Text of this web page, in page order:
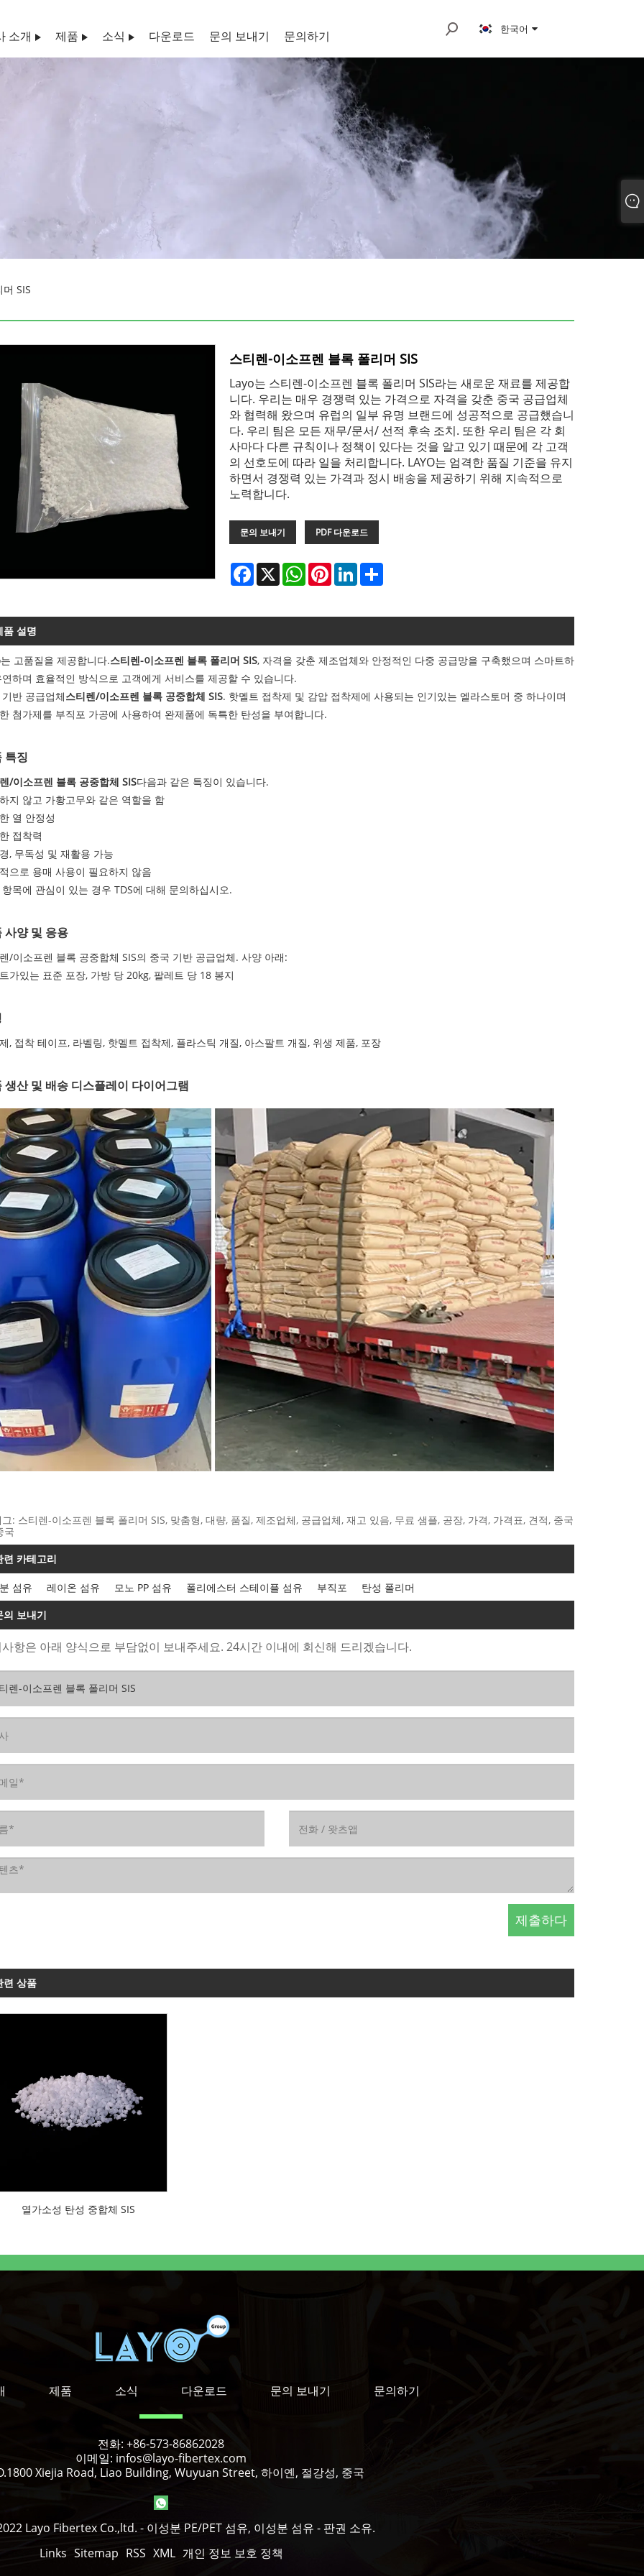
소개 제품 소식 다운로드 문의 보내기 문의하기 한국어
SIS
스티렌-이소프렌 블록 폴리머 SIS
Layo는 스티렌-이소프렌 블록 폴리머 SIS라는 새로운 재료를 제공합
니다. 우리는 매우 경쟁력 있는 가격으로 자격을 갖춘 중국 공급업체
와 협력해 왔으며 유럽의 일부 유명 브랜드에 성공적으로 공급했습니
다. 우리 팀은 모든 재무/문서/ 선적 후속 조치. 또한 우리 팀은 각 회
사마다 다른 규칙이나 정책이 있다는 것을 알고 있기 때문에 각 고객
의 선호도에 따라 일을 처리합니다. LAYO는 엄격한 품질 기준을 유지
하면서 경쟁력 있는 가격과 정시 배송을 제공하기 위해 지속적으로
노력합니다.
문의 보내기 PDF 다운로드
Facebook
X WhatsAppPinterestLinkedInShare
품 설명
고품질을 제공합니다.스티렌-이소프렌 블록 폴리머 SIS, 자격을 갖춘 제조업체와 안정적인 다중 공급망을 구축했으며 스마트하
하며 효율적인 방식으로 고객에게 서비스를 제공할 수 있습니다.
반 공급업체스티렌/이소프렌 블록 공중합체 SIS. 핫멜트 접착제 및 감압 접착제에 사용되는 인기있는 엘라스토머 중 하나이며
첨가제를 부직포 가공에 사용하여 완제품에 독특한 탄성을 부여합니다.
특징
/이소프렌 블록 공중합체 SIS다음과 같은 특징이 있습니다.
지 않고 가황고무와 같은 역할을 함
열 안정성
접착력
, 무독성 및 재활용 가능
으로 용매 사용이 필요하지 않음
목에 관심이 있는 경우 TDS에 대해 문의하십시오.
사양 및 응용
/이소프렌 블록 공중합체 SIS의 중국 기반 공급업체. 사양 아래:
가있는 표준 포장, 가방 당 20kg, 팔레트 당 18 봉지
, 접착 테이프, 라벨링, 핫멜트 접착제, 플라스틱 개질, 아스팔트 개질, 위생 제품, 포장
생산 및 배송 디스플레이 다이어그램
: 스티렌-이소프렌 블록 폴리머 SIS, 맞춤형, 대량, 품질, 제조업체, 공급업체, 재고 있음, 무료 샘플, 공장, 가격, 가격표, 견적, 중국
국
련 카테고리
섬유 레이온 섬유 모노 PP 섬유 폴리에스터 스테이플 섬유 부직포 탄성 폴리머
의 보내기
항은 아래 양식으로 부담없이 보내주세요. 24시간 이내에 회신해 드리겠습니다.
련 상품
열가소성 탄성 중합체 SIS
제품 소식 다운로드 문의 보내기 문의하기
전화: +86-573-86862028
이메일: infos@layo-fibertex.com
Xiejia Road, Liao Building, Wuyuan Street, 하이옌, 절강성, 중국
Layo Fibertex Co.,ltd. - 이성분 PE/PET 섬유, 이성분 섬유 - 판권 소유.
Links Sitemap RSS XML 개인 정보 보호 정책